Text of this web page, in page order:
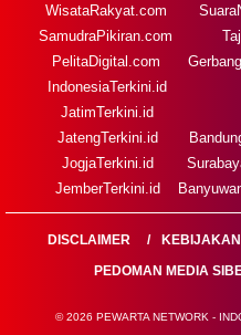
WisataRakyat.com
SamudraPikiran.com
PelitaDigital.com
IndonesiaTerkini.id
JatimTerkini.id
JatengTerkini.id
JogjaTerkini.id
JemberTerkini.id
DISCLAIMER
PEDOMAN MEDIA
© 2026 PEWARTA NETWORK -